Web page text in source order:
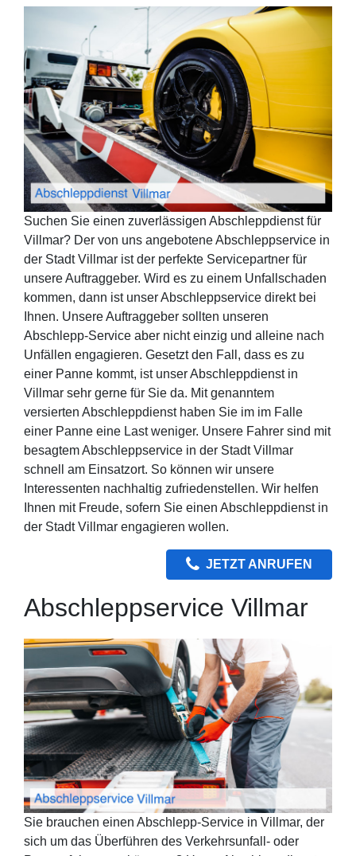
Suchen Sie einen zuverlässigen Abschleppdienst für
Villmar? Der von uns angebotene Abschleppservice in
der Stadt Villmar ist der perfekte Servicepartner für
unsere Auftraggeber. Wird es zu einem Unfallschaden
kommen, dann ist unser Abschleppservice direkt bei
Ihnen. Unsere Auftraggeber sollten unseren
Abschlepp-Service aber nicht einzig und alleine nach
Unfällen engagieren. Gesetzt den Fall, dass es zu
einer Panne kommt, ist unser Abschleppdienst in
Villmar sehr gerne für Sie da. Mit genanntem
versierten Abschleppdienst haben Sie im im Falle
einer Panne eine Last weniger. Unsere Fahrer sind mit
besagtem Abschleppservice in der Stadt Villmar
schnell am Einsatzort. So können wir unsere
Interessenten nachhaltig zufriedenstellen. Wir helfen
Ihnen mit Freude, sofern Sie einen Abschleppdienst in
der Stadt Villmar engagieren wollen.
JETZT ANRUFEN
Abschleppservice Villmar
Sie brauchen einen Abschlepp-Service in Villmar, der
sich um das Überführen des Verkehrsunfall- oder